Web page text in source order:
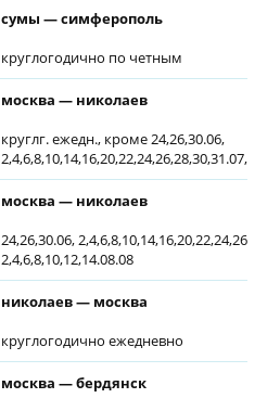
сумы — симферополь
круглогодично по четным
москва — николаев
круглг. ежедн., кроме 24,26,30.06,
2,4,6,8,10,14,16,20,22,24,26,28,30,31.07,
москва — николаев
24,26,30.06,
2,4,6,8,10,12,14.08.08
николаев — москва
круглогодично ежедневно
москва — бердянск